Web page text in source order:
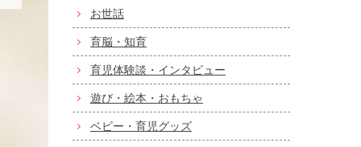
お世話
育脳・知育
育児体験談・インタビュー
遊び・絵本・おもちゃ
ベビー・育児グッズ